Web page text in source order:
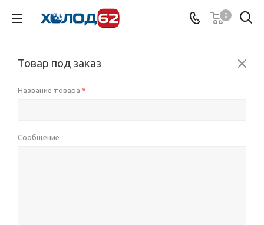
0
Товар под заказ
Название товара *
Сообщение